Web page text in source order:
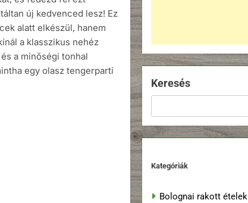
új kedvenced lesz! Ez
alatt elkészül, hanem
a klasszikus nehéz
a minőségi tonhal
egy olasz tengerparti
Keresés
Kategóriák
Bolognai rakott ételek